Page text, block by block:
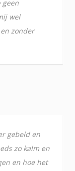
geen
wel
zonder
gebeld en
zo kalm en
en hoe het